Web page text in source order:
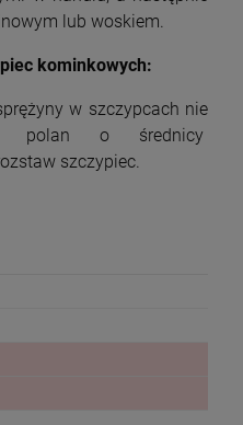
lub woskiem.
kominkowych:
w szczypcach nie
polan o średnicy
szczypiec.